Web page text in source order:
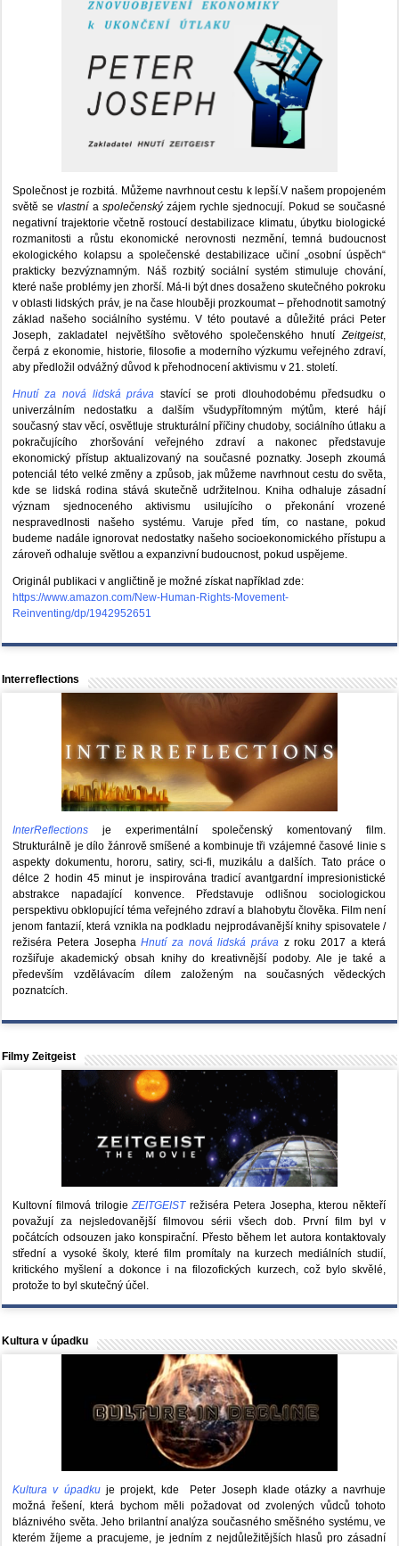
Společnost je rozbitá. Můžeme navrhnout cestu k lepší.V našem propojeném
světě sevlastní a společenskýzájem rychle sjednocují. Pokud se současné
negativní trajektorie včetně rostoucí destabilizace klimatu, úbytku biologické
rozmanitosti a růstu ekonomické nerovnosti nezmění, temná budoucnost
ekologického kolapsu a společenské destabilizace učiní „osobní úspěch“
prakticky bezvýznamným. Náš rozbitý sociální systém stimuluje chování,
které naše problémy jen zhorší. Má-li být dnes dosaženo skutečného pokroku
v oblasti lidských práv, je na čase hlouběji prozkoumat – přehodnotit samotný
základ našeho sociálního systému. V této poutavé a důležité práci Peter
Joseph, zakladatel největšího světového společenského hnutíZeitgeist,
čerpá z ekonomie, historie, filosofie a moderního výzkumu veřejného zdraví,
aby předložil odvážný důvod k přehodnocení aktivismu v 21. století.
Hnutí za nová lidská práva stavící se proti dlouhodobému předsudku o
univerzálním nedostatku a dalším všudypřítomným mýtům, které hájí
současný stav věcí, osvětluje strukturální příčiny chudoby, sociálního útlaku a
pokračujícího zhoršování veřejného zdraví a nakonec představuje
ekonomický přístup aktualizovaný na současné poznatky. Joseph zkoumá
potenciál této velké změny a způsob, jak můžeme navrhnout cestu do světa,
kde se lidská rodina stává skutečně udržitelnou. Kniha odhaluje zásadní
význam sjednoceného aktivismu usilujícího o překonání vrozené
nespravedlnosti našeho systému. Varuje před tím, co nastane, pokud
budeme nadále ignorovat nedostatky našeho socioekonomického přístupu a
zároveň odhaluje světlou a expanzivní budoucnost, pokud uspějeme.
Originál publikaci v angličtině je možné získat například zde:
https://www.amazon.com/New-Human-Rights-Movement-
Reinventing/dp/1942952651
Interreflections
InterReflections je experimentální společenský komentovaný film.
Strukturálně je dílo žánrově smíšené a kombinuje tři vzájemné časové linie s
aspekty dokumentu, hororu, satiry, sci-fi, muzikálu a dalších. Tato práce o
délce 2 hodin 45 minut je inspirována tradicí avantgardní impresionistické
abstrakce napadající konvence. Představuje odlišnou sociologickou
perspektivu obklopující téma veřejného zdraví a blahobytu člověka. Film není
jenom fantazií, která vznikla na podkladu nejprodávanější knihy spisovatele /
režiséra Petera JosephaHnutí za nová lidská právaz roku 2017 a která
rozšiřuje akademický obsah knihy do kreativnější podoby. Ale je také a
především vzdělávacím dílem založeným na současných vědeckých
poznatcích.
Filmy Zeitgeist
Kultovní filmová trilogieZEITGEISTrežiséra Petera Josepha, kterou někteří
považují za nejsledovanější filmovou sérii všech dob. První film byl v
počátcích odsouzen jako konspirační. Přesto během let autora kontaktovaly
střední a vysoké školy, které film promítaly na kurzech mediálních studií,
kritického myšlení a dokonce i na filozofických kurzech, což bylo skvělé,
protože to byl skutečný účel.
Kultura v úpadku
Kultura v úpadkuje projekt, kde Peter Joseph klade otázky a navrhuje
možná řešení, která bychom měli požadovat od zvolených vůdců tohoto
bláznivého světa. Jeho brilantní analýza současného směšného systému, ve
kterém žíjeme a pracujeme, je jedním z nejdůležitějších hlasů pro zásadní